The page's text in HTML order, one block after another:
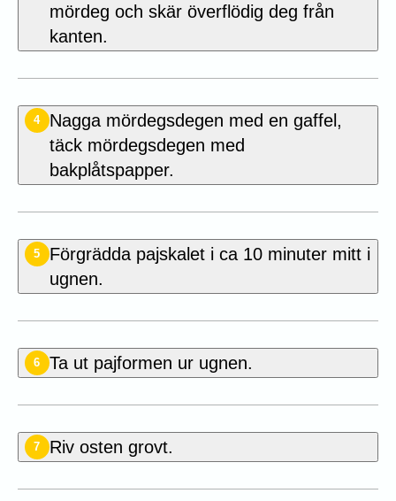
mördeg och skär överflödig deg från
kanten.
4
Nagga mördegsdegen med en gaffel,
täck mördegsdegen med
bakplåtspapper.
5
Förgrädda pajskalet i ca 10 minuter mitt i
ugnen.
6 Ta ut pajformen ur ugnen.
7 Riv osten grovt.